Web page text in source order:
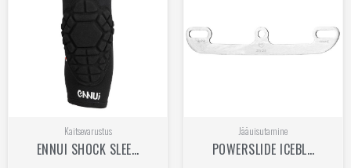
Kaitsevarustus
ENNUI SHOCK SLEE…
Jääuisutamine
POWERSLIDE ICEBL…